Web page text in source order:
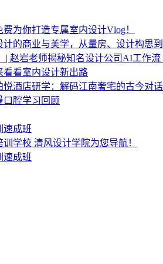
为你打造专属室内设计Vlog！
计的商业与美学，从量房、设计构思
| 赵岩老师揭秘知名设计公司AI工作流
看看室内设计新出路
悦酒店研学：解码江南奢宅的古今对话
口腔学习回顾
速成班
学校 清风设计学院为您导航！
速成班